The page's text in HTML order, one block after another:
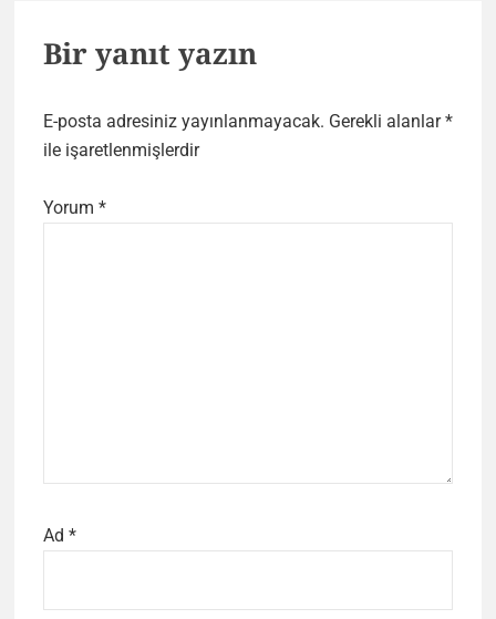
Bir yanıt yazın
E-posta adresiniz yayınlanmayacak. Gerekli alanlar*
ile işaretlenmişlerdir
Yorum *
Ad *